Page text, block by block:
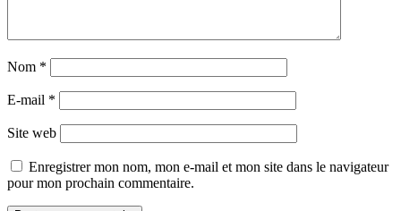
Nom *
E-mail *
Site web
Enregistrer mon nom, mon e-mail et mon site dans le navigateur
pour mon prochain commentaire.